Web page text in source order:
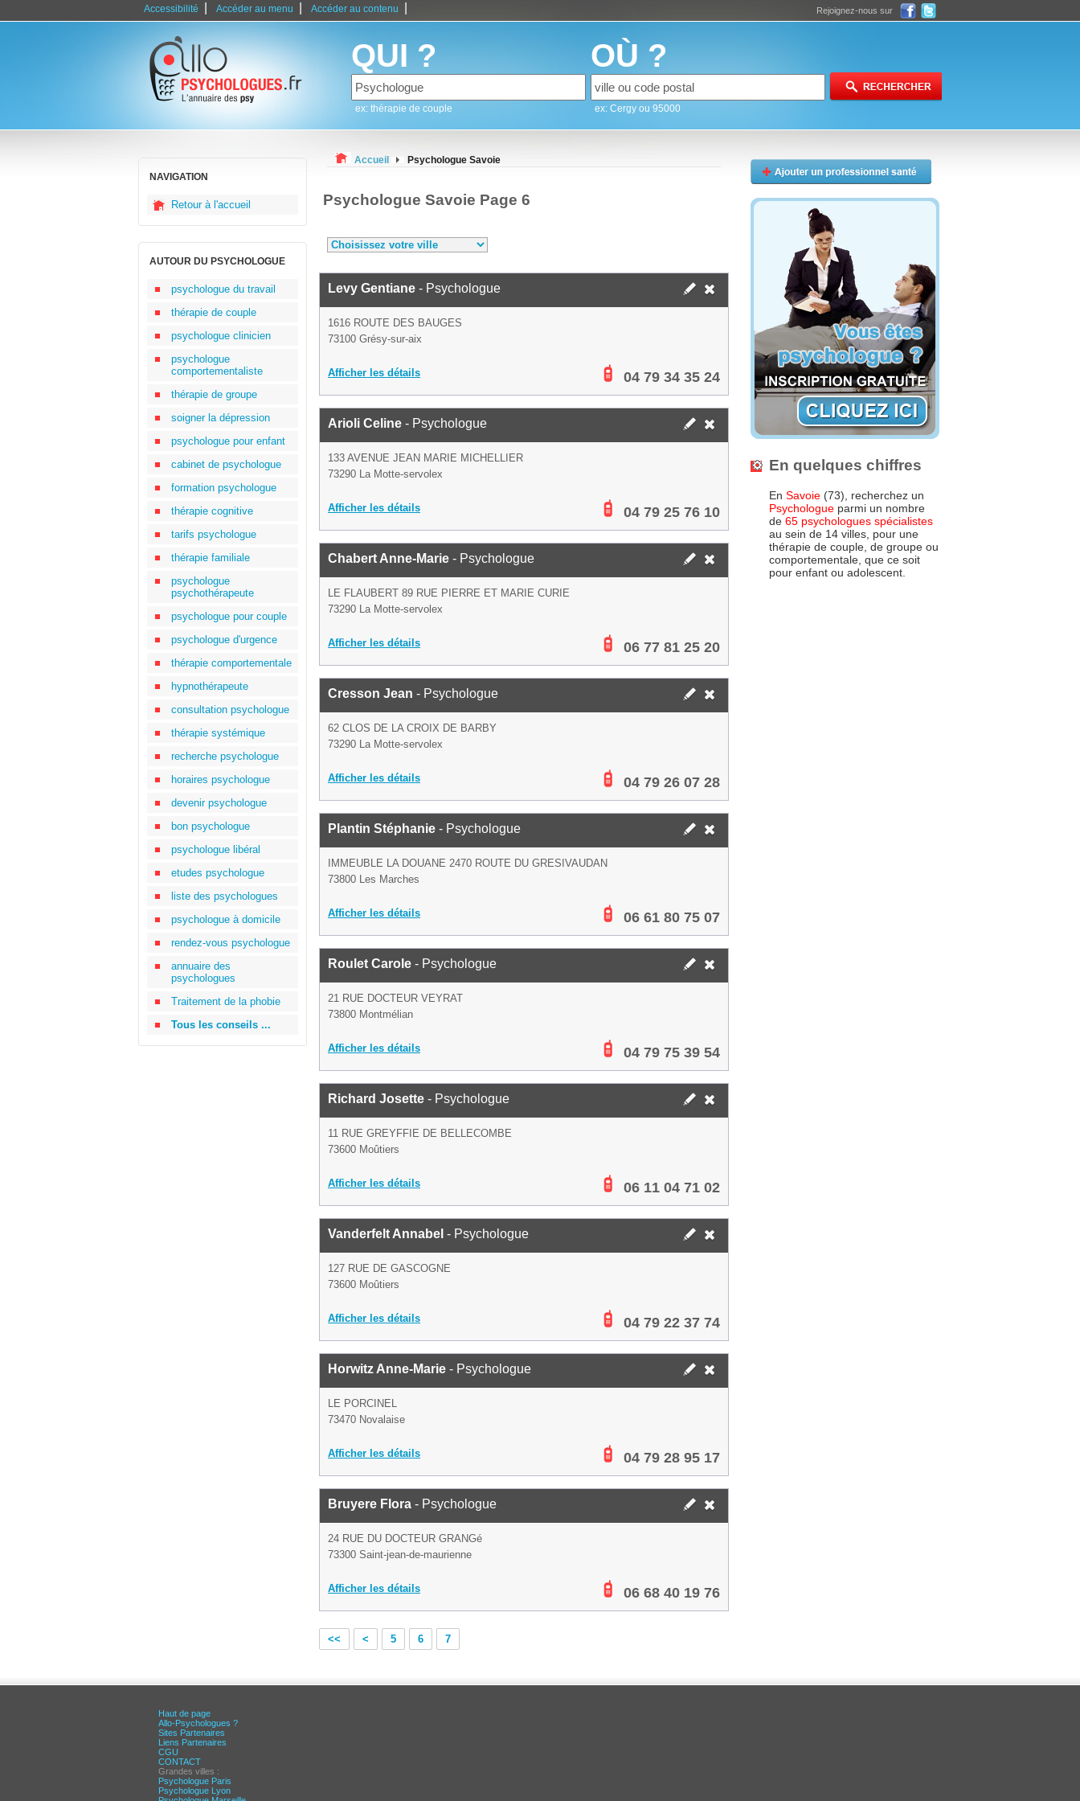
Accessibilité Accéder au menu Accéder au contenu Rejoignez-nous sur
QUI ?
ex: thérapie de couple
OÙ ?
ex: Cergy ou 95000
NAVIGATION
Retour à l'accueil
AUTOUR DU PSYCHOLOGUE
psychologue du travail
thérapie de couple
psychologue clinicien
psychologue
comportementaliste
thérapie de groupe
soigner la dépression
psychologue pour enfant
cabinet de psychologue
formation psychologue
thérapie cognitive
tarifs psychologue
thérapie familiale
psychologue
psychothérapeute
psychologue pour couple
psychologue d'urgence
thérapie comportementale
hypnothérapeute
consultation psychologue
thérapie systémique
recherche psychologue
horaires psychologue
devenir psychologue
bon psychologue
psychologue libéral
etudes psychologue
liste des psychologues
psychologue à domicile
rendez-vous psychologue
annuaire des
psychologues
Traitement de la phobie
Tous les conseils ...
Accueil Psychologue Savoie
Psychologue Savoie Page 6
Levy Gentiane - Psychologue
1616 ROUTE DES BAUGES
73100 Grésy-sur-aix
Afficher les détails 04 79 34 35 24
Arioli Celine - Psychologue
133 AVENUE JEAN MARIE MICHELLIER
73290 La Motte-servolex
Afficher les détails 04 79 25 76 10
Chabert Anne-Marie - Psychologue
LE FLAUBERT 89 RUE PIERRE ET MARIE CURIE
73290 La Motte-servolex
Afficher les détails 06 77 81 25 20
Cresson Jean - Psychologue
62 CLOS DE LA CROIX DE BARBY
73290 La Motte-servolex
Afficher les détails 04 79 26 07 28
Plantin Stéphanie - Psychologue
IMMEUBLE LA DOUANE 2470 ROUTE DU GRESIVAUDAN
73800 Les Marches
Afficher les détails 06 61 80 75 07
Roulet Carole - Psychologue
21 RUE DOCTEUR VEYRAT
73800 Montmélian
Afficher les détails 04 79 75 39 54
Richard Josette - Psychologue
11 RUE GREYFFIE DE BELLECOMBE
73600 Moûtiers
Afficher les détails 06 11 04 71 02
Vanderfelt Annabel - Psychologue
127 RUE DE GASCOGNE
73600 Moûtiers
Afficher les détails 04 79 22 37 74
Horwitz Anne-Marie - Psychologue
LE PORCINEL
73470 Novalaise
Afficher les détails 04 79 28 95 17
Bruyere Flora - Psychologue
24 RUE DU DOCTEUR GRANGé
73300 Saint-jean-de-maurienne
Afficher les détails 06 68 40 19 76
<< < 5 6 7
En quelques chiffres
En Savoie (73), recherchez un
Psychologue parmi un nombre
de 65 psychologues spécialistes
au sein de 14 villes, pour une
thérapie de couple, de groupe ou
comportementale, que ce soit
pour enfant ou adolescent.
Haut de page
Allo-Psychologues ?
Sites Partenaires
Liens Partenaires
CGU
CONTACT
Grandes villes :
Psychologue Paris
Psychologue Lyon